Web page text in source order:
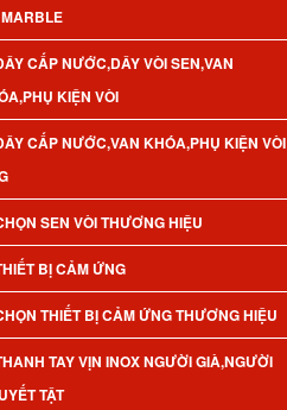
CẤP NƯỚC,DÂY VÒI SEN,VAN
KIỆN VÒI
CẤP NƯỚC,VAN KHÓA,PHỤ KIỆN VÒI
SEN VÒI THƯƠNG HIỆU
BỊ CẢM ỨNG
THIẾT BỊ CẢM ỨNG THƯƠNG HIỆU
TAY VỊN INOX NGƯỜI GIÀ,NGƯỜI
TẬT